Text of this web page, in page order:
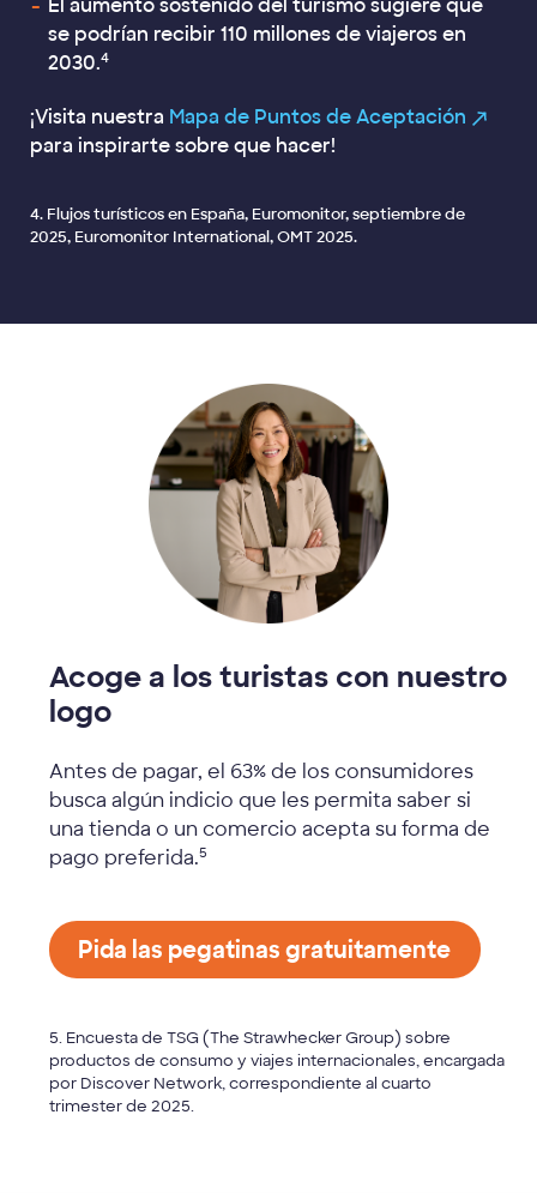
El aumento sostenido del turismo sugiere que
se podrían recibir 110 millones de viajeros en
2030.4
¡Visita nuestra Mapa de Puntos de Aceptación
para inspirarte sobre qué hacer!
4. Flujos turísticos en España, Euromonitor, septiembre de
2025, Euromonitor International, OMT 2025.
Acoge a los turistas con nuestro
logo
Antes de pagar, el 63% de los consumidores
busca algún indicio que les permita saber si
una tienda o un comercio acepta su forma de
pago preferida.5
Pida las pegatinas gratuitamente
5. Encuesta de TSG (The Strawhecker Group) sobre
productos de consumo y viajes internacionales, encargada
por Discover Network, correspondiente al cuarto
trimester de 2025.